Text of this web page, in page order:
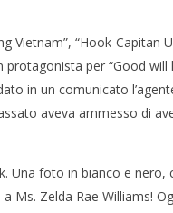
Siae con
“Hook-Capitan
per “Good will
in un comunicato
aveva ammesso di
Una foto in bianco e nero,
Ms. Zelda Rae Williams!